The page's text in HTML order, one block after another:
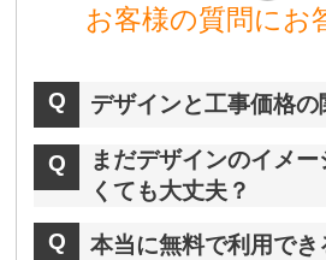
お客様の質問にお
デザインと工事価格の
まだデザインのイメ
くても大丈夫？
本当に無料で利用でき